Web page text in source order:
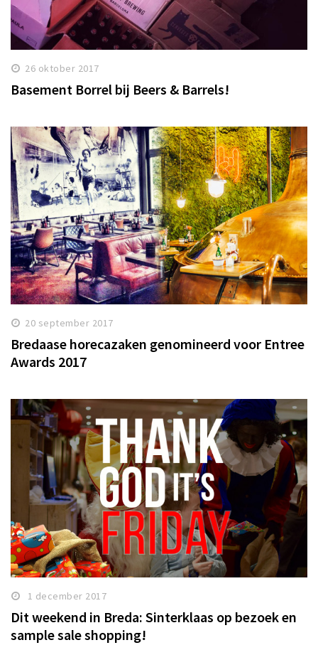
26 oktober 2017
Basement Borrel bij Beers & Barrels!
20 september 2017
Bredaase horecazaken genomineerd voor Entree
Awards 2017
1 december 2017
Dit weekend in Breda: Sinterklaas op bezoek en
sample sale shopping!